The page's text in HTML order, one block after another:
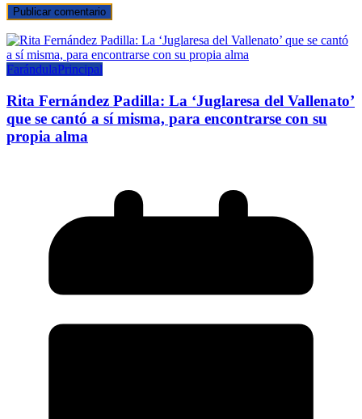
FarándulaPrincipal
Rita Fernández Padilla: La ‘Juglaresa del Vallenato’
que se cantó a sí misma, para encontrarse con su
propia alma